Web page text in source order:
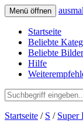
Menü öffnen
Startseite
Beliebte
Beliebte Bilder
Hilfe
Startseite / S / Super